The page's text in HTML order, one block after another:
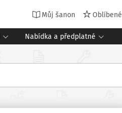
Můj šanon Oblíbené
Nabídka a předplatné